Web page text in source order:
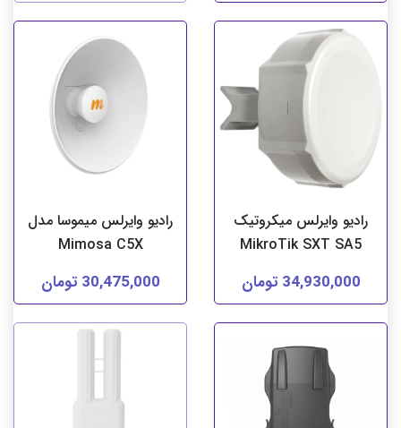
رادیو وایرلس میکروتیک
MikroTik SXT SA5
34,930,000 تومان
رادیو وایرلس میموسا مدل
Mimosa C5X
30,475,000 تومان